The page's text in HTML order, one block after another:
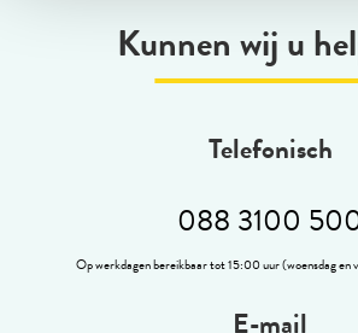
Kunnen wij u
Telefonisch
088 3100
Op werkdagen bereikbaar tot 15:00 uur (woensdag
E-mail